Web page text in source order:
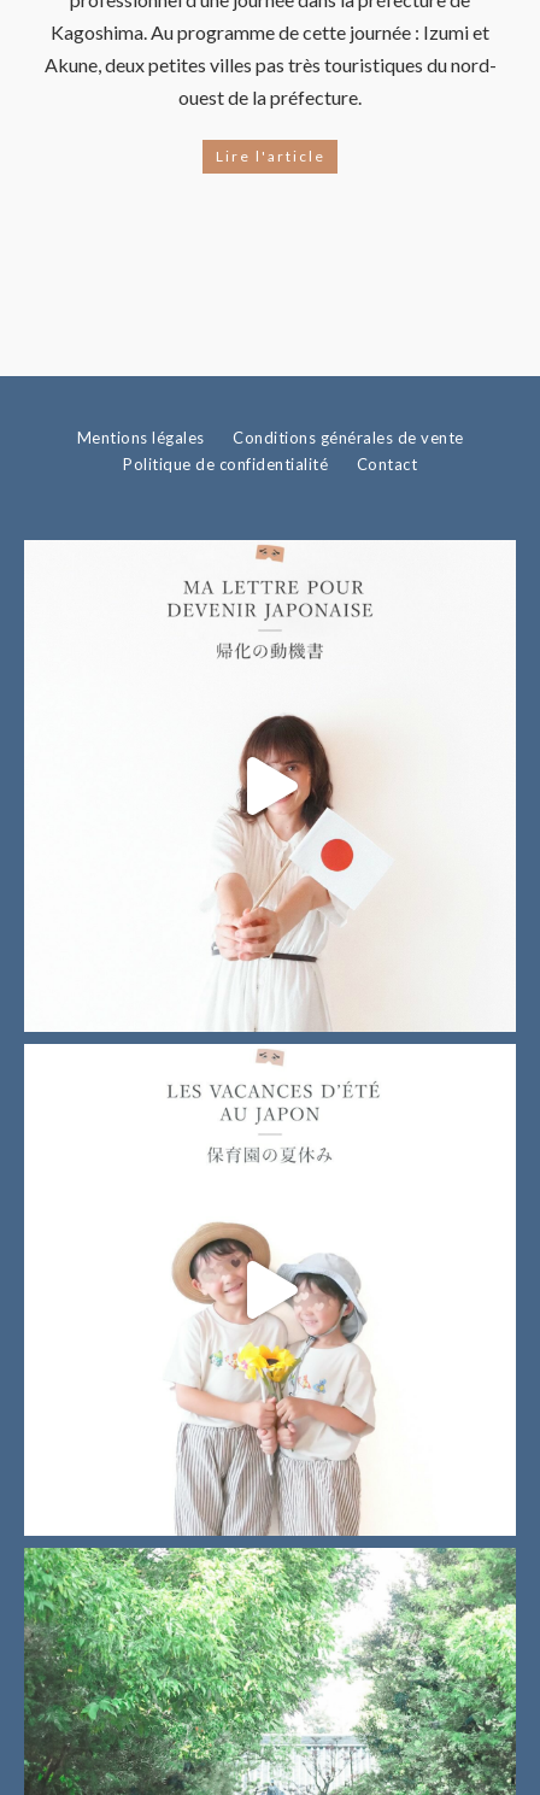
Kagoshima. Au programme de cette journée : Izumi et
Akune, deux petites villes pas très touristiques du nord-
ouest de la préfecture.
Lire l'article
Mentions légales
Conditions générales de vente
Politique de confidentialité
Contact